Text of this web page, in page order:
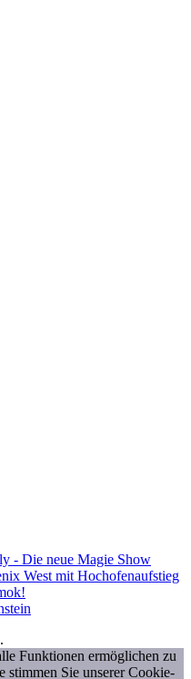
- Die neue Magie Show
West mit Hochofenaufstieg
Funktionen ermöglichen zu
stimmen Sie unserer Cookie-